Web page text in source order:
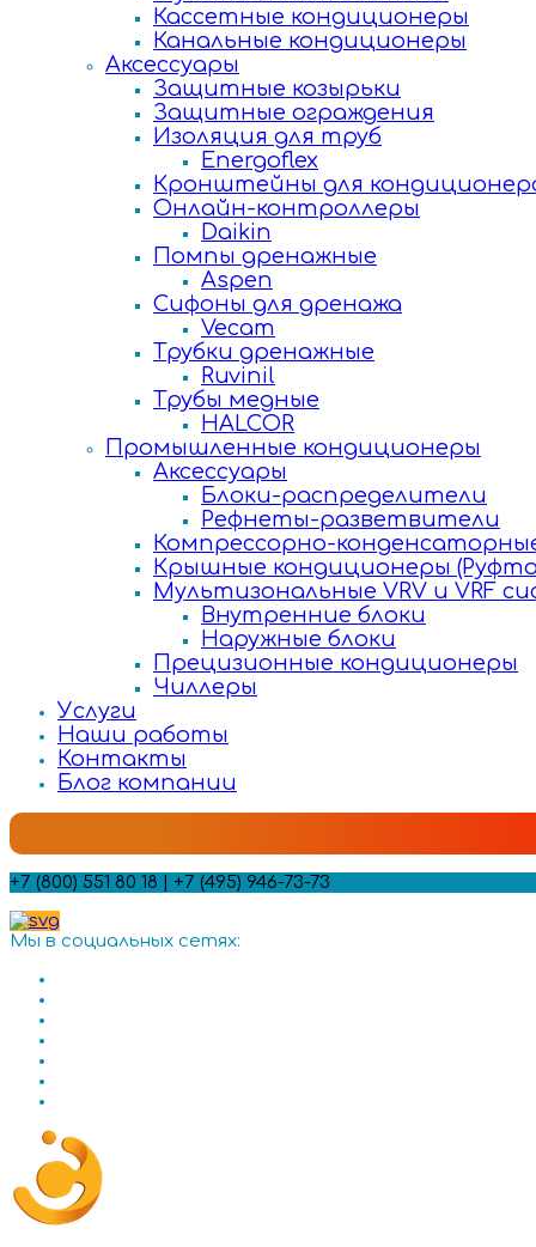
Кассетные кондиционеры
Канальные кондиционеры
Аксессуары
Защитные козырьки
Защитные ограждения
Изоляция для труб
Energoflex
Кронштейны для
Онлайн-контроллеры
Daikin
Помпы дренажные
Aspen
Сифоны для дренажа
Vecam
Трубки дренажные
Ruvinil
Трубы медные
HALCOR
Промышленные кондиционеры
Аксессуары
Блоки-распределители
Рефнеты-разветвители
Компрессорно-
Крышные кондиционеры
Мультизональные VRV и VRF
Внутренние блоки
Наружные блоки
Прецизионные кондиционеры
Чиллеры
Услуги
Наши работы
Контакты
Блог компании
+7 (800) 551 80 18 | +7 (495) 946-73-73
Мы в социальных сетях: